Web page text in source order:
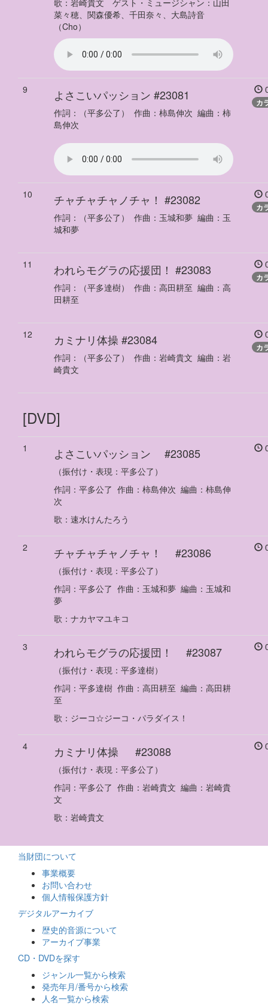
菜々穂、関森優希、千田奈々、大島詩音
（Cho）
9 よさこいパッション #23081
作詞： （平多公了） 作曲： 柿島伸次 編曲： 柿
島伸次
カ
10 チャチャチャノチャ！ #23082
作詞： （平多公了） 作曲： 玉城和夢 編曲： 玉
城和夢
カ
11 われらモグラの応援団！ #23083
作詞： （平多達樹） 作曲： 高田耕至 編曲： 高
田耕至
カ
12 カミナリ体操#23084
作詞： （平多公了） 作曲： 岩崎貴文 編曲： 岩
崎貴文
カ
[DVD]
1 よさこいパッション #23085
（振付け・表現：平多公了）
作詞： 平多公了 作曲： 柿島伸次 編曲： 柿島伸
次
歌 ： 速水けんたろう
2 チャチャチャノチャ！ #23086
（振付け・表現：平多公了）
作詞： 平多公了 作曲： 玉城和夢 編曲： 玉城和
夢
歌 ： ナカヤマユキコ
3 われらモグラの応援団！ #23087
（振付け・表現：平多達樹）
作詞： 平多達樹 作曲： 高田耕至 編曲： 高田耕
至
歌 ： ジーコ☆ジーコ・パラダイス！
4 カミナリ体操 #23088
（振付け・表現：平多公了）
作詞： 平多公了 作曲： 岩崎貴文 編曲： 岩崎貴
文
歌 ： 岩崎貴文
当財団について
事業概要
お問い合わせ
個人情報保護方針
デジタルアーカイブ
歴史的音源について
アーカイブ事業
CD・DVDを探す
ジャンル一覧から検索
発売年月/番号から検索
人名一覧から検索